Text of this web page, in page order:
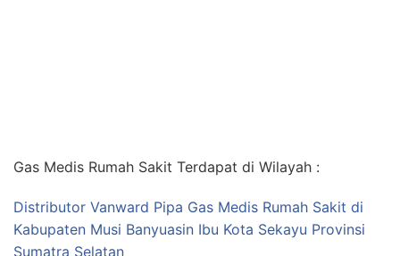
Gas Medis Rumah Sakit Terdapat di Wilayah :
Distributor Vanward Pipa Gas Medis Rumah Sakit di
Kabupaten Musi Banyuasin Ibu Kota Sekayu Provinsi
Sumatra Selatan